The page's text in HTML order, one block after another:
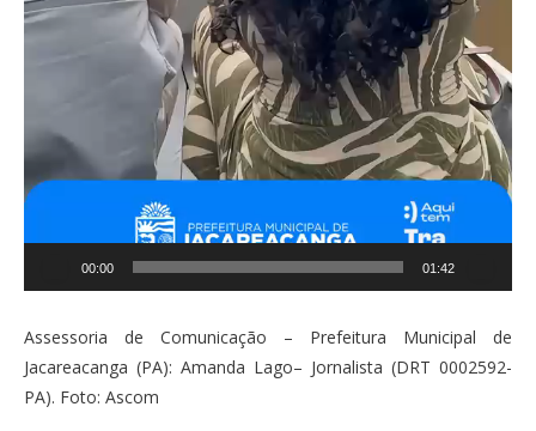
00:00 01:42
Assessoria de Comunicação – Prefeitura Municipal de
Jacareacanga (PA): Amanda Lago– Jornalista (DRT 0002592-
PA). Foto: Ascom